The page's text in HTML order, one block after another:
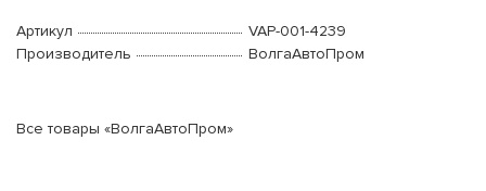
Артикул
VAP-001-4239
Производитель
ВолгаАвтоПром
Все товары «ВолгаАвтоПром»